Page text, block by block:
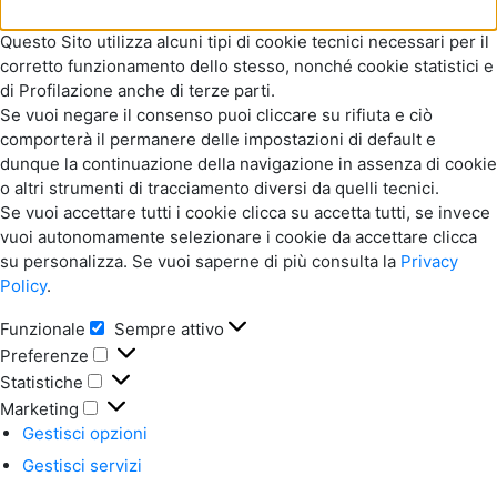
Questo Sito utilizza alcuni tipi di cookie tecnici necessari per il
corretto funzionamento dello stesso, nonché cookie statistici e
di Profilazione anche di terze parti.
Se vuoi negare il consenso puoi cliccare su rifiuta e ciò
comporterà il permanere delle impostazioni di default e
dunque la continuazione della navigazione in assenza di cookie
o altri strumenti di tracciamento diversi da quelli tecnici.
Se vuoi accettare tutti i cookie clicca su accetta tutti, se invece
vuoi autonomamente selezionare i cookie da accettare clicca
su personalizza. Se vuoi saperne di più consulta la Privacy
Policy.
Funzionale Funzionale
Sempre attivo
Preferenze
Preferenze
Statistiche
Statistiche
Marketing
Marketing
Gestisci opzioni
Gestisci servizi